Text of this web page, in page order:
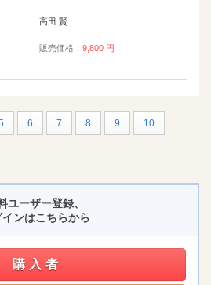
高田 賢
販売価格： 9,800 円
6 7 8 9 10
ユーザー登録、
インはこちらから
購入者